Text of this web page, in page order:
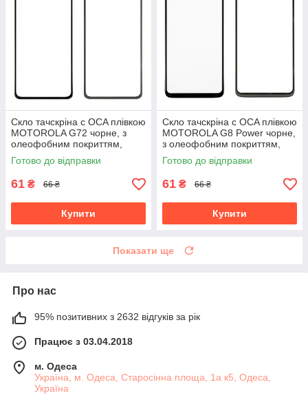
Скло тачскріна c OCA плівкою
MOTOROLA G72 чорне, з
олеофобним покриттям,
загартоване
Готово до відправки
61 ₴ 66 ₴
Купити
Скло тачскріна c OCA плівкою
MOTOROLA G8 Power чорне,
з олеофобним покриттям,
загартоване
Готово до відправки
61 ₴ 66 ₴
Купити
Показати ще
Про нас
95% позитивних з 2632 відгуків за рік
Працює з 03.04.2018
м. Одеса
Україна, м. Одеса, Старосінна площа, 1а к5, Одеса,
Україна